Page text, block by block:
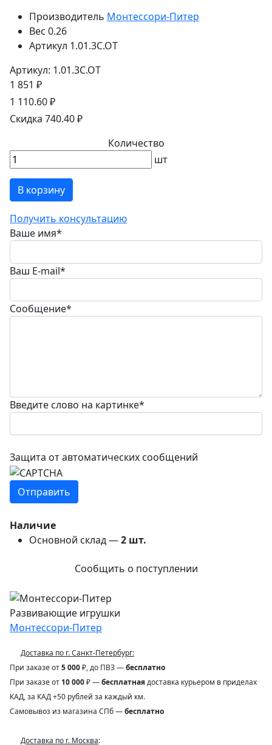
Производитель Монтессори-Питер
Вес 0.26
Артикул 1.01.3С.ОТ
Артикул: 1.01.3С.ОТ
1 851 ₽
1 110.60 ₽
Скидка 740.40 ₽
Количество
шт
В корзину
Получить консультацию
Ваше имя*
Ваш E-mail*
Сообщение*
Введите слово на картинке*
Защита от автоматических сообщений
Наличие
Основной склад —2 шт.
Сообщить о поступлении
Развивающие игрушки
Монтессори-Питер
Доставка по г. Санкт-Петербург:
При заказе от5 000₽, до ПВЗ —бесплатно
При заказе от 10 000₽ —бесплатнаядоставка курьером в приделах
КАД, за КАД +50 рублей за каждый км.
Самовывоз из магазина СПб —бесплатно
Доставка по г. Москва: